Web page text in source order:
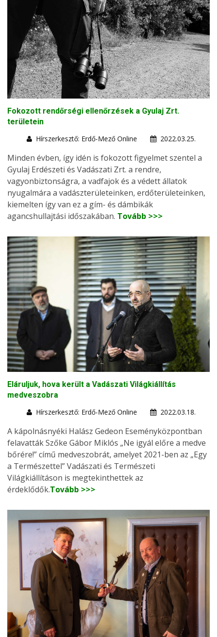
Fokozott rendőrségi ellenőrzések a Gyulaj Zrt.
területein
Hírszerkesztő: Erdő-Mező Online
2022.03.25.
Minden évben, így idén is fokozott figyelmet szentel a
Gyulaj Erdészeti és Vadászati Zrt. a rendre,
vagyonbiztonságra, a vadfajok és a védett állatok
nyugalmára a vadászterületeinken, erdőterületeinken,
kiemelten így van ez a gím- és dámbikák
agancshullajtási időszakában. Tovább >>>
Eláruljuk, hova került a Vadászati Világkiállítás
medveszobra
Hírszerkesztő: Erdő-Mező Online
2022.03.18.
A kápolnásnyéki Halász Gedeon Eseményközpontban
felavatták Szőke Gábor Miklós „Ne igyál előre a medve
bőrére!” című medveszobrát, amelyet 2021-ben az „Egy
a Természettel” Vadászati és Természeti
Világkiállításon is megtekinthettek az
érdeklődők.Tovább >>>